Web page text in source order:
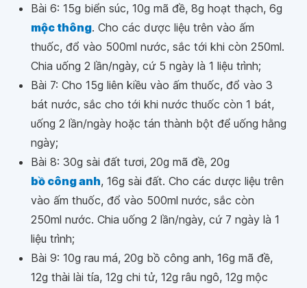
Bài 6: 15g biển súc, 10g mã đề, 8g hoạt thạch, 6g
mộc thông. Cho các dược liệu trên vào ấm
thuốc, đổ vào 500ml nước, sắc tới khi còn 250ml.
Chia uống 2 lần/ngày, cứ 5 ngày là 1 liệu trình;
Bài 7: Cho 15g liên kiều vào ấm thuốc, đổ vào 3
bát nước, sắc cho tới khi nước thuốc còn 1 bát,
uống 2 lần/ngày hoặc tán thành bột để uống hằng
ngày;
Bài 8: 30g sài đất tươi, 20g mã đề, 20g
bồ công anh, 16g sài đất. Cho các dược liệu trên
vào ấm thuốc, đổ vào 500ml nước, sắc còn
250ml nước. Chia uống 2 lần/ngày, cứ 7 ngày là 1
liệu trình;
Bài 9: 10g rau má, 20g bồ công anh, 16g mã đề,
12g thài lài tía, 12g chi tử, 12g râu ngô, 12g mộc